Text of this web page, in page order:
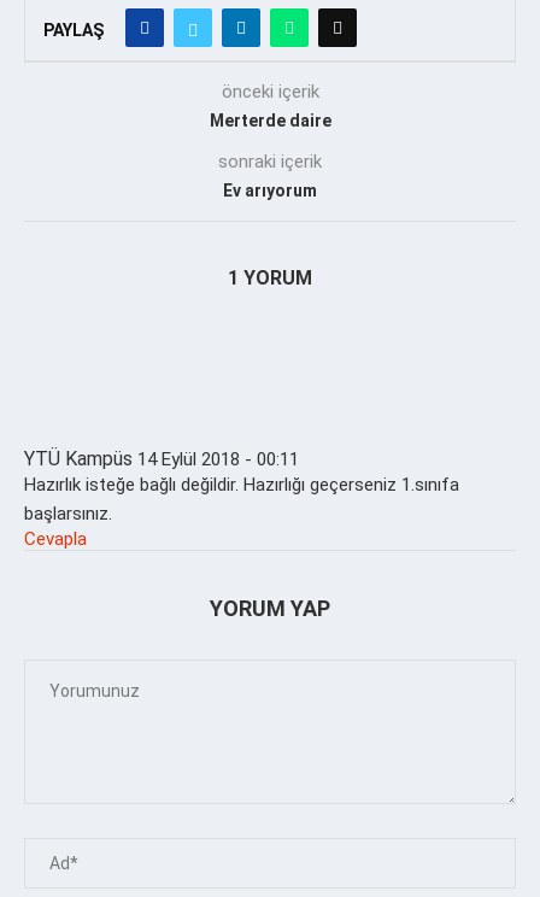
PAYLAŞ
önceki içerik
Merterde daire
sonraki içerik
Ev arıyorum
1 YORUM
YTÜ Kampüs 14 Eylül 2018 - 00:11
Hazırlık isteğe bağlı değildir. Hazırlığı geçerseniz 1.sınıfa
başlarsınız.
Cevapla
YORUM YAP